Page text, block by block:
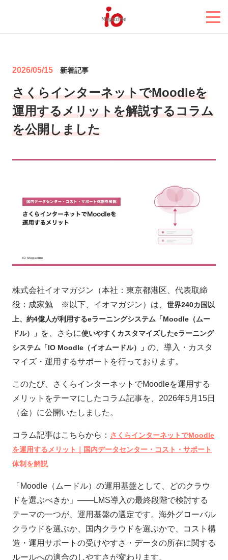
2026/05/15 新着記事
さくらインターネットでMoodleを
運用するメリットを解説するコラム
を公開しました
株式会社イオマガジン（本社：東京都港区、代表取締
役：成家勉 ※以下、イオマガジン）は、 世界240カ国以
上、約4億人が利用するeラーニングシステム「Moodle（ムー
ドル）」 を、さらに使いやすくカスタマイズしたeラーニング
システム「IO Moodle（イオムードル）」 の、導入・カスタ
マイズ・運用するサポートを行っております。
このたび、さくらインターネットでMoodleを運用する
メリットをテーマにしたコラム記事を、2026年5月15日
（金）に公開いたしました。
コラム記事はこちらから： さくらインターネットでMoodle
を運用するメリット｜国内データセンター・コスト・サポート
体制を解説
「Moodle（ムードル）の運用基盤として、どのクラウ
ドを選ぶべきか」——LMS導入の最終段階で検討する
テーマの一つが、運用基盤の選定です。海外グローバル
クラウドを選ぶか、国内クラウドを選ぶかで、コスト構
造・運用サポートの受けやすさ・データの所在に関する
ルールへの適合のしやすさが変わります。